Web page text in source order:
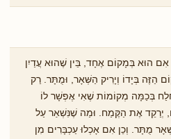
הוּא בְּמָקוֹם אֶחָד, בֵּין שֶׁהוּא עֲדַיִן
הַזֶּה בְּיָדוֹ וְיָרִיק הַשְּׁאָר, וּמֻתָּר. רַק
בְּכַמָּה מְקוֹמוֹת שֶׁאִי אֶפְשָׁר לוֹ
יְרַקֵד אֶת הַקֶּמַח. וּמַה שֶׁנִּשְׁאַר עַל
מֻתָּר. וְכֵן אִם אָכְלוּ עַכְבָּרִים מִן